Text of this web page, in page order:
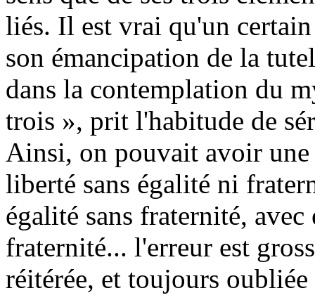
liés. Il est vrai qu'un
son émancipation de la
dans la contemplation du
trois », prit l'habitude de
Ainsi, on pouvait avoir
liberté sans égalité ni
égalité sans fraternité,
fraternité... l'erreur est
réitérée, et toujours